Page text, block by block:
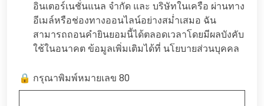
อินเตอร์เนชั่นแนล จำกัด และ บริษัทในเครือ ผ่านทาง
อีเมล์หรือช่องทางออนไลน์อย่างสม่ำเสมอ ฉัน
สามารถถอนคำยินยอมนี้ได้ตลอดเวลาโดยมีผลบังคับ
ใช้ในอนาคต ข้อมูลเพิ่มเติมได้ที่ นโยบายส่วนบุคคล
🔒 กรุณาพิมพ์หมายเลข 80